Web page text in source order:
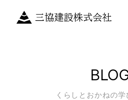
くらしとおかねの